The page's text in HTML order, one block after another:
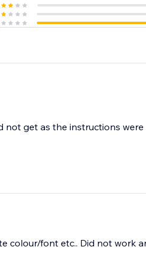
get as the instructions
colour/font etc.. Did not work